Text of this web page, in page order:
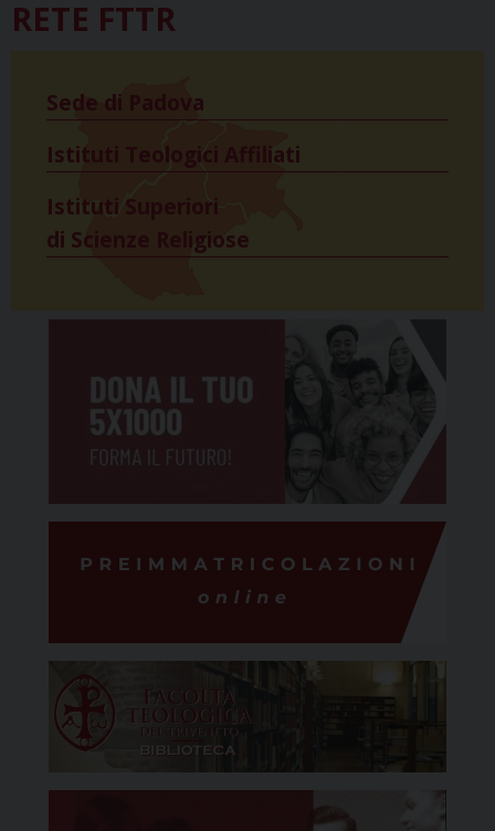
RETE FTTR
Sede di Padova
Istituti Teologici Affiliati
Istituti Superiori
di Scienze Religiose